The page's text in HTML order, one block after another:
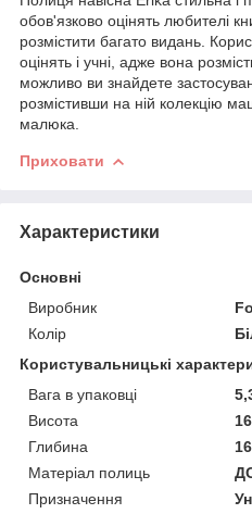
обов'язково оцінять любителі
розмістити багато видань.
оцінять і учні, адже вона
можливо ви знайдете
розмістивши на ній колекцію
малюка.
Приховати
Характеристики
Основні
Виробник
Колір
Користувальницькі
Вага в упаковці
Висота
Глибина
Матеріал полиць
Призначення